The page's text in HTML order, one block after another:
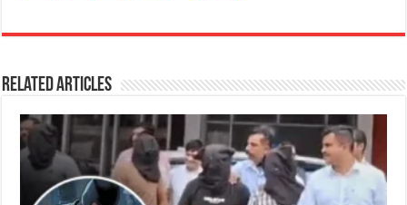
c
e
b
o
o
k
at
s
A
p
p
ss
n
g
e
r
itt
r
e
ra
m
ar
Related Articles